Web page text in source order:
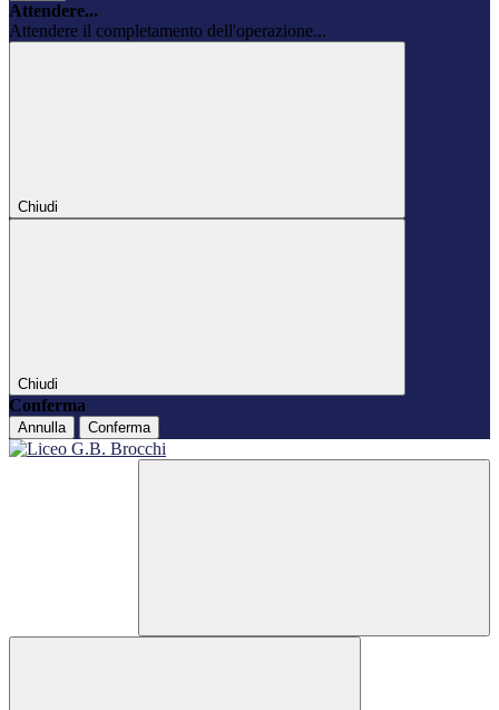
Attendere...
Attendere il completamento dell'operazione...
Chiudi
Chiudi
Conferma
Annulla Conferma